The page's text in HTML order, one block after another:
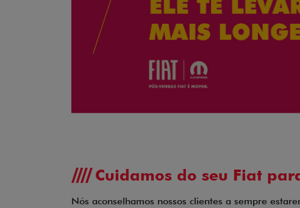
Cuidamos do seu Fiat
Nós aconselhamos nossos clientes a sempre